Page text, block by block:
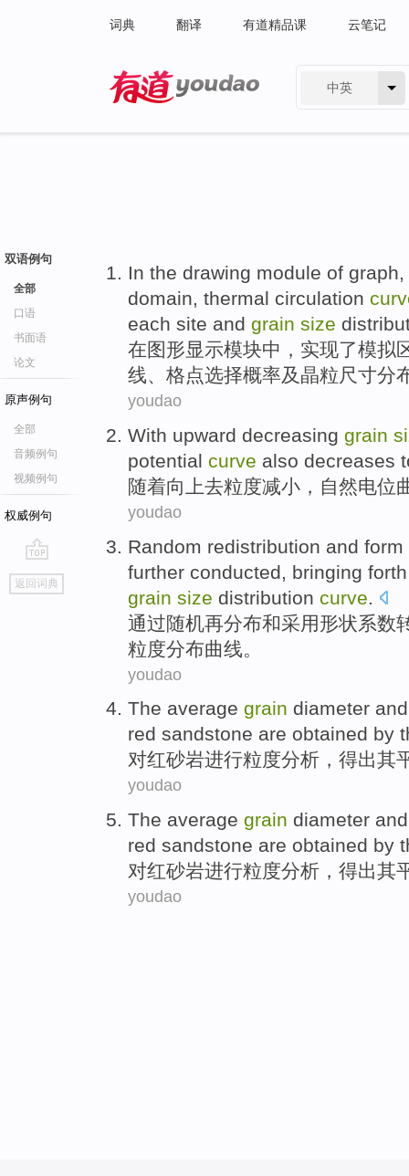
词典 翻译 有道精品课 云笔记
中英
双语例句
全部
口语
书面语
论文
原声例句
全部
音频例句
视频例句
权威例句
go
top
返回词典
In the drawing module of graph,
domain, thermal circulation
each site and grain size
在图形显示模块中，实现了模拟
线、格点选择概率及 晶粒尺寸分
youdao
With upward decreasing grain
potential curve also decreases
随着向上去粒度减小 ，自然电位
youdao
Random redistribution and form
further conducted, bringing
grain size distribution curve
通过随机再分布和采用形状系数
粒度分布曲线 。
youdao
The average grain diameter and
red sandstone are obtained by
对红砂岩进行粒度分析 ， 得出其
youdao
The average grain diameter and
red sandstone are obtained by
对红砂岩进行粒度分析 ， 得出其
youdao